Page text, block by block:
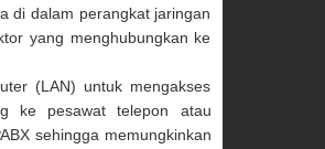
di dalam perangkat jaringan
yang menghubungkan ke
(LAN) untuk mengakses
ke pesawat telepon atau
sehingga memungkinkan